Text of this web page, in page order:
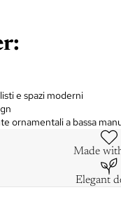
e spazi moderni
ornamentali a bassa
Made
Elegant